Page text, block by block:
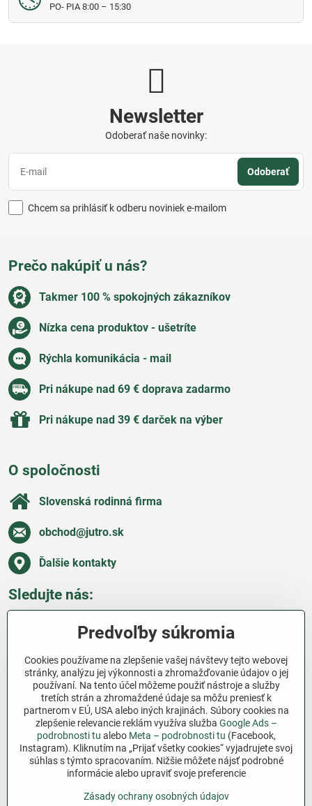
PO- PIA 8:00 – 15:30
Newsletter
Odoberať naše novinky:
Odoberať
Chcem sa prihlásiť k odberu noviniek e-mailom
Prečo nakúpiť u nás?
Takmer 100 % spokojných zákazníkov
Nízka cena produktov - ušetríte
Rýchla komunikácia - mail
Pri nákupe nad 69 € doprava zadarmo
Pri nákupe nad 39 € darček na výber
O spoločnosti
Slovenská rodinná firma
obchod​@jutro​.sk
Ďalšie kontakty
Sledujte nás:
Všetko o nákupe
Ďakujeme za podporu
Sme slovenský e-shop bez dotácií​. Fungujeme len
vďaka vám – ľuďom, ktorí veria v poctivú prácu a
lásku k pôde​. Každý nákup na Jutro​.sk nám pomáha
pokračovať v tom, čo má zmysel – pomáhať
záhradkárom zadarmo a srdcom​.
Predvoľby súkromia
Cookies používame na zlepšenie vašej návštevy tejto webovej
stránky, analýzu jej výkonnosti a zhromažďovanie údajov o jej
používaní. Na tento účel môžeme použiť nástroje a služby
tretích strán a zhromaždené údaje sa môžu preniesť k
partnerom v EÚ, USA alebo iných krajinách. Súbory cookies na
zlepšenie relevancie reklám využíva služba Google Ads –
podrobnosti tu alebo Meta – podrobnosti tu (Facebook,
Instagram). Kliknutím na „Prijať všetky cookies“ vyjadrujete svoj
súhlas s týmto spracovaním. Nižšie môžete nájsť podrobné
informácie alebo upraviť svoje preferencie
Zásady ochrany osobných údajov